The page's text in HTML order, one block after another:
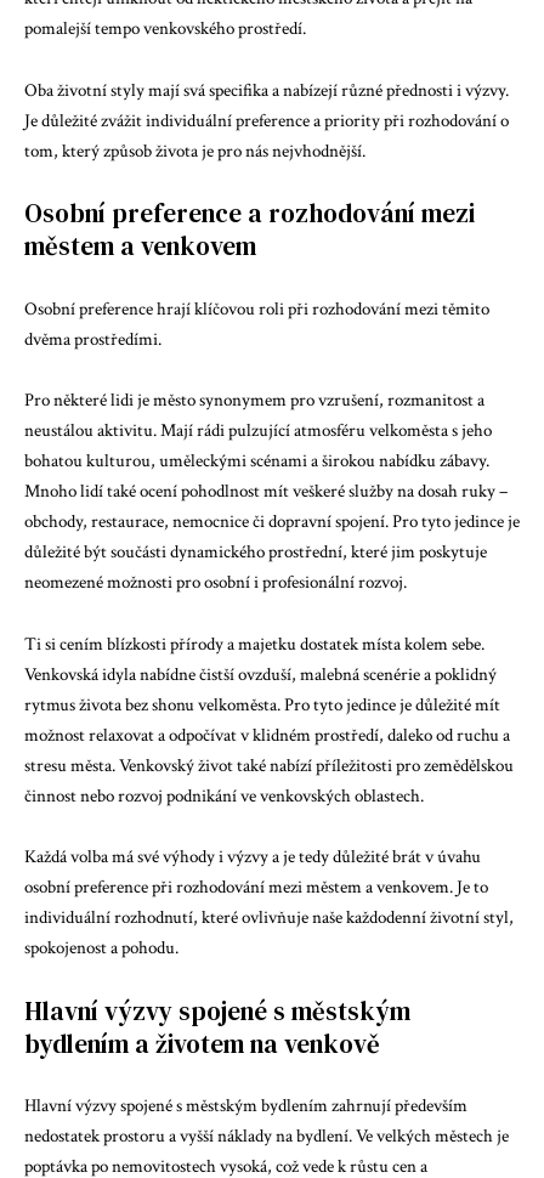
pomalejší tempo venkovského prostředí.
Oba životní styly mají svá specifika a nabízejí různé přednosti i výzvy.
Je důležité zvážit individuální preference a priority při rozhodování o
tom, který způsob života je pro nás nejvhodnější.
Osobní preference a rozhodování mezi
městem a venkovem
Osobní preference hrají klíčovou roli při rozhodování mezi těmito
dvěma prostředími.
Pro některé lidi je město synonymem pro vzrušení, rozmanitost a
neustálou aktivitu. Mají rádi pulzující atmosféru velkoměsta s jeho
bohatou kulturou, uměleckými scénami a širokou nabídku zábavy.
Mnoho lidí také ocení pohodlnost mít veškeré služby na dosah ruky –
obchody, restaurace, nemocnice či dopravní spojení. Pro tyto jedince je
důležité být součásti dynamického prostřední, které jim poskytuje
neomezené možnosti pro osobní i profesionální rozvoj.
Ti si cením blízkosti přírody a majetku dostatek místa kolem sebe.
Venkovská idyla nabídne čistší ovzduší, malebná scenérie a poklidný
rytmus života bez shonu velkoměsta. Pro tyto jedince je důležité mít
možnost relaxovat a odpočívat v klidném prostředí, daleko od ruchu a
stresu města. Venkovský život také nabízí příležitosti pro zemědělskou
činnost nebo rozvoj podnikání ve venkovských oblastech.
Každá volba má své výhody i výzvy a je tedy důležité brát v úvahu
osobní preference při rozhodování mezi městem a venkovem. Je to
individuální rozhodnutí, které ovlivňuje naše každodenní životní styl,
spokojenost a pohodu.
Hlavní výzvy spojené s městským
bydlením a životem na venkově
Hlavní výzvy spojené s městským bydlením zahrnují především
nedostatek prostoru a vyšší náklady na bydlení. Ve velkých městech je
poptávka po nemovitostech vysoká, což vede k růstu cen a